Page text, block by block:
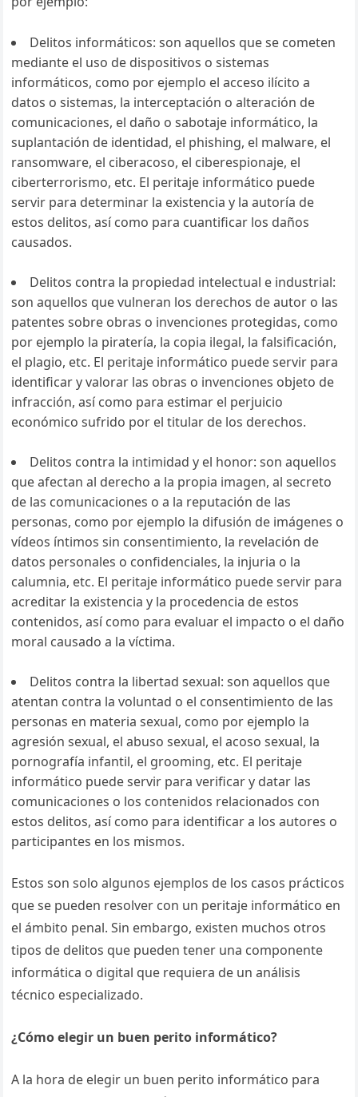
Delitos informáticos: son aquellos que se cometen
mediante el uso de dispositivos o sistemas
informáticos, como por ejemplo el acceso ilícito a
datos o sistemas, la interceptación o alteración de
comunicaciones, el daño o sabotaje informático, la
suplantación de identidad, el phishing, el malware, el
ransomware, el ciberacoso, el ciberespionaje, el
ciberterrorismo, etc. El peritaje informático puede
servir para determinar la existencia y la autoría de
estos delitos, así como para cuantificar los daños
causados.
Delitos contra la propiedad intelectual e industrial:
son aquellos que vulneran los derechos de autor o las
patentes sobre obras o invenciones protegidas, como
por ejemplo la piratería, la copia ilegal, la falsificación,
el plagio, etc. El peritaje informático puede servir para
identificar y valorar las obras o invenciones objeto de
infracción, así como para estimar el perjuicio
económico sufrido por el titular de los derechos.
Delitos contra la intimidad y el honor: son aquellos
que afectan al derecho a la propia imagen, al secreto
de las comunicaciones o a la reputación de las
personas, como por ejemplo la difusión de imágenes o
vídeos íntimos sin consentimiento, la revelación de
datos personales o confidenciales, la injuria o la
calumnia, etc. El peritaje informático puede servir para
acreditar la existencia y la procedencia de estos
contenidos, así como para evaluar el impacto o el daño
moral causado a la víctima.
Delitos contra la libertad sexual: son aquellos que
atentan contra la voluntad o el consentimiento de las
personas en materia sexual, como por ejemplo la
agresión sexual, el abuso sexual, el acoso sexual, la
pornografía infantil, el grooming, etc. El peritaje
informático puede servir para verificar y datar las
comunicaciones o los contenidos relacionados con
estos delitos, así como para identificar a los autores o
participantes en los mismos.
Estos son solo algunos ejemplos de los casos prácticos
que se pueden resolver con un peritaje informático en
el ámbito penal. Sin embargo, existen muchos otros
tipos de delitos que pueden tener una componente
informática o digital que requiera de un análisis
técnico especializado.
¿Cómo elegir un buen perito informático?
A la hora de elegir un buen perito informático para